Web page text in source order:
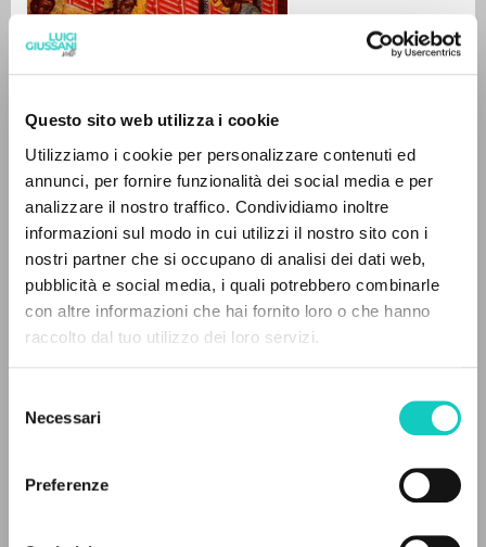
Questo sito web utilizza i cookie
Utilizziamo i cookie per personalizzare contenuti ed
annunci, per fornire funzionalità dei social media e per
analizzare il nostro traffico. Condividiamo inoltre
informazioni sul modo in cui utilizzi il nostro sito con i
nostri partner che si occupano di analisi dei dati web,
pubblicità e social media, i quali potrebbero combinarle
con altre informazioni che hai fornito loro o che hanno
raccolto dal tuo utilizzo dei loro servizi.
delNecessari
Preferenze
Giussani LuigiAuthor
Rachmaninov SergejComposer
Claves Records
THE PROJECT
bibliographic references, full texts in 5
languages, and dedicated thematic sections.